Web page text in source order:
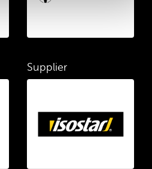
Supplier